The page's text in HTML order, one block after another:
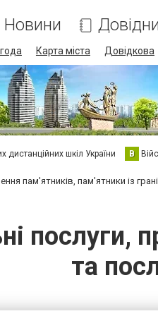
Новини
Карта міста Довідкова
дистанційних шкіл України В
пам'ятників, пам'ятники із
послуги,
та